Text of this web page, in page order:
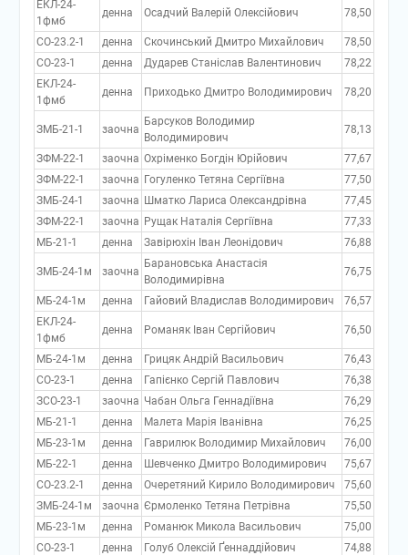
ЕКЛ-24-
1фмб
денна Осадчий Валерій Олексійович 78,50
СО-23.2-1 денна Скочинський Дмитро Михайлович
78,50
СО-23-1
денна Дударев Станіслав Валентинович
78,22
ЕКЛ-24-
1фмб
денна Приходько Дмитро Володимирович 78,20
ЗМБ-21-1 заочна
Барсуков Володимир
Володимирович
78,13
ЗФМ-22-1 заочна Охріменко Богдін Юрійович
77,67
ЗФМ-22-1
заочна Гогуленко Тетяна Сергіївна
77,50
ЗМБ-24-1
заочна Шматко Лариса Олександрівна
77,45
ЗФМ-22-1
заочна Рущак Наталія Сергіївна
77,33
МБ-21-1
денна Завірюхін Іван Леонідович 76,88
ЗМБ-24-1м заочна
Барановська Анастасія
Володимирівна
76,75
МБ-24-1м денна Гайовий Владислав Володимирович
76,57
ЕКЛ-24-
1фмб
денна Романяк Іван Сергійович 76,50
МБ-24-1м денна Грицяк Андрій Васильович
76,43
СО-23-1
денна Гапієнко Сергій Павлович
76,38
ЗСО-23-1
заочна Чабан Ольга Геннадіївна
76,29
МБ-21-1
денна Малета Марія Іванівна
76,25
МБ-23-1м
денна Гаврилюк Володимир Михайлович
76,00
МБ-22-1
денна Шевченко Дмитро Володимирович
75,67
СО-23.2-1
денна Очеретяний Кирило Володимирович
75,60
ЗМБ-24-1м
заочна Єрмоленко Тетяна Петрівна
75,50
МБ-23-1м
денна Романюк Микола Васильович
75,00
СО-23-1
денна Голуб Олексій Ґеннаддійович
74,88